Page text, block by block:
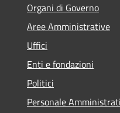
Organi di Governo
Aree Amministrative
Uffici
Enti e fondazioni
Politici
Personale